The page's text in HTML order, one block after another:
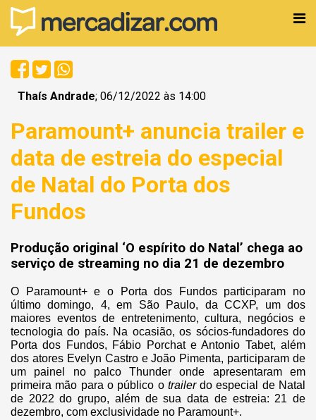
Thaís Andrade; 06/12/2022 às 14:00
Paramount+ anuncia trailer e
data de estreia do especial
de Natal do Porta dos
Fundos
Produção original ‘O espírito do Natal’ chega ao
serviço de streaming no dia 21 de dezembro
O Paramount+ e o Porta dos Fundos participaram no
último domingo, 4, em São Paulo, da CCXP, um dos
maiores eventos de entretenimento, cultura, negócios e
tecnologia do país. Na ocasião, os sócios-fundadores do
Porta dos Fundos, Fábio Porchat e Antonio Tabet, além
dos atores Evelyn Castro e João Pimenta, participaram de
um painel no palco Thunder onde apresentaram em
primeira mão para o público o trailerdo especial de Natal
de 2022 do grupo, além de sua data de estreia: 21 de
dezembro, com exclusividade no Paramount+.